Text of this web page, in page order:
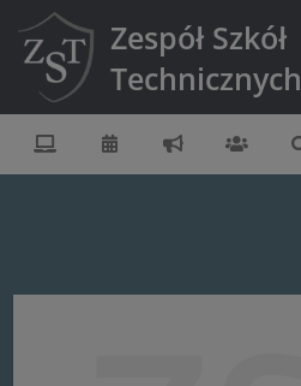
Zespół Szkół
Technicznych